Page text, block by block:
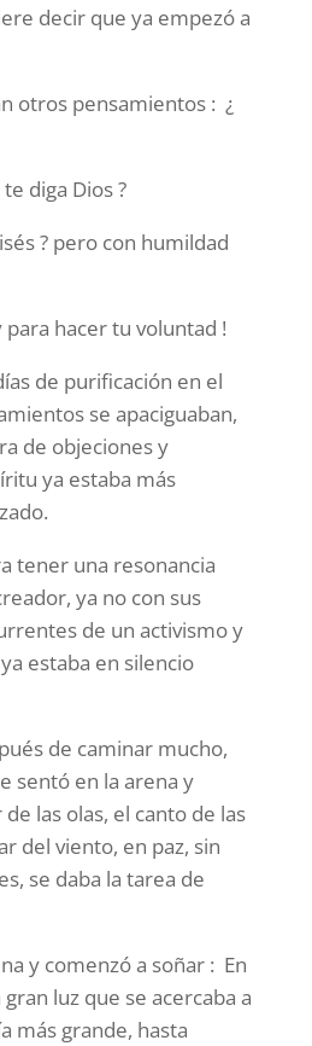
decir que ya empezó a
otros pensamientos : ¿
diga Dios ?
? pero con humildad
hacer tu voluntad !
de purificación en el
se apaciguaban,
de objeciones y
ya estaba más
tener una resonancia
ya no con sus
de un activismo y
estaba en silencio
de caminar mucho,
sentó en la arena y
las olas, el canto de las
del viento, en paz, sin
se daba la tarea de
y comenzó a soñar : En
luz que se acercaba a
más grande, hasta